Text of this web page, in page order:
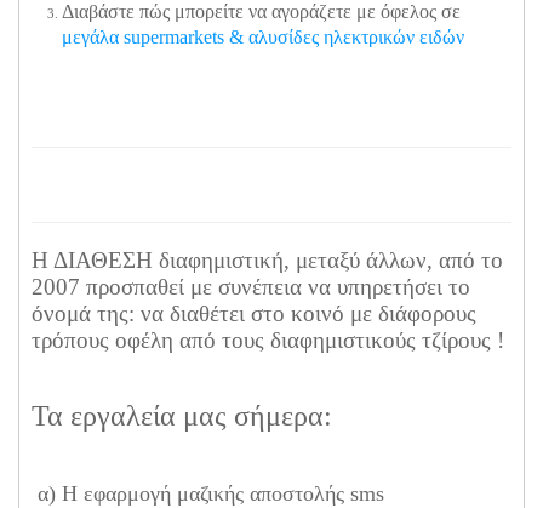
Διαβάστε πώς μπορείτε να αγοράζετε με όφελος σε
μεγάλα supermarkets & αλυσίδες ηλεκτρικών ειδών
Η ΔΙΑΘΕΣΗ διαφημιστική, μεταξύ άλλων, από το
2007 προσπαθεί με συνέπεια να υπηρετήσει το
όνομά της: να διαθέτει στο κοινό με διάφορους
τρόπους οφέλη από τους διαφημιστικούς τζίρους !
Τα εργαλεία μας σήμερα:
α) Η εφαρμογή μαζικής αποστολής sms